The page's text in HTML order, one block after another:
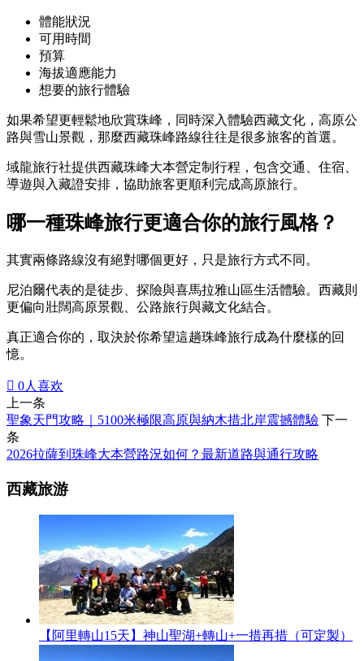
體能狀況
可用時間
預算
海拔適應能力
想要的旅行體驗
如果希望更輕鬆地欣賞珠峰，同時深入體驗西藏文化，高原公
路與雪山景觀，那麼西藏珠峰路線往往是很多旅客的首選。
域龍旅行社提供西藏珠峰大本營定制行程，包含交通、住宿、
導遊與入藏證安排，協助旅客更順利完成高原旅行。
哪一種珠峰旅行更適合你的旅行風格？
其實兩條路線沒有絕對哪個更好，只是旅行方式不同。
尼泊爾代表的是徒步、探險與喜馬拉雅山區生活體驗。西藏則
更偏向壯闊高原景觀、公路旅行與藏文化結合。
真正適合你的，取決於你希望這趟珠峰旅行成為什麼樣的回
憶。
 0人喜欢
上一条
聖象天門攻略｜5100米極限高原與納木措北岸震撼體驗 下一
条
2026拉薩到珠峰大本營路況如何？最新道路與通行攻略
西藏旅游
【阿里轉山15天】神山聖湖+轉山+一措再措（可定製）